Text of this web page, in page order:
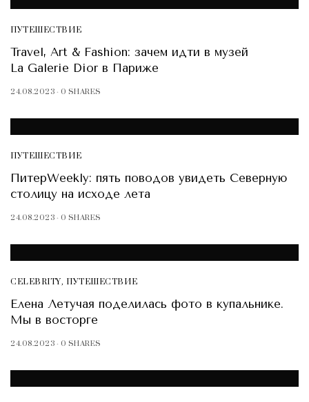
ПУТЕШЕСТВИЕ
Travel, Art & Fashion: зачем идти в музей
La Galerie Dior в Париже
24.08.2023 0 SHARES
ПУТЕШЕСТВИЕ
ПитерWeekly: пять поводов увидеть Северную
столицу на исходе лета
24.08.2023 0 SHARES
CELEBRITY, ПУТЕШЕСТВИЕ
Елена Летучая поделилась фото в купальнике.
Мы в восторге
24.08.2023 0 SHARES